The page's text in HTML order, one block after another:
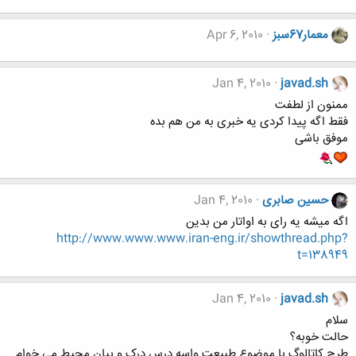
معمار67سبز Apr 6, 2010
javad.sh
Jan 4, 2010
ممنون از لطفت
فقط اگه پیدا کردی یه خبری به من هم بده
موفق باشی
حسین صابری Jan 4, 2010
اگه میشه یه رای به اواتار من بدین
http://www.www.www.iran-eng.ir/showthread.php?
t=138949
javad.sh
Jan 4, 2010
سلام
حالت خوبه؟